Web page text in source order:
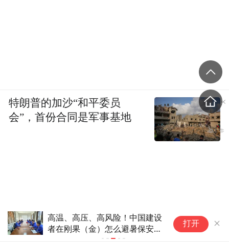
高温、高压、高风险！中国建设
者在刚果（金）怎么避暑保安
打开
特朗普的加沙“和平委员
会”，首份合同是军事基地